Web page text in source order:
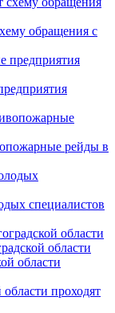
обращения с
рейды в
специалистов
области
проходят